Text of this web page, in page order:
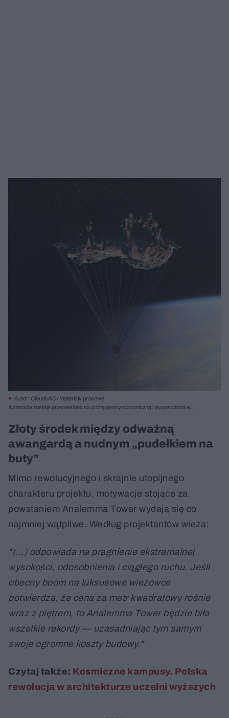
Autor: CloudsAO/ Materiały prasowe
Asteroida zostaje przeniesiona na orbitę geosynchroniczną i wyposażona w
Złoty środek między odważną
awangardą a nudnym „pudełkiem na
buty”
Mimo rewolucyjnego i skrajnie utopijnego
charakteru projektu, motywacje stojące za
powstaniem Analemma Tower wydają się co
najmniej wątpliwe. Według projektantów wieża:
"(...) odpowiada na pragnienie ekstremalnej
wysokości, odosobnienia i ciągłego ruchu. Jeśli
obecny boom na luksusowe wieżowce
potwierdza, że cena za metr kwadratowy rośnie
wraz z piętrem, to Analemma Tower będzie biła
wszelkie rekordy — uzasadniając tym samym
swoje ogromne koszty budowy."
Czytaj także: Kosmiczne kampusy. Polska
rewolucja w architekturze uczelni wyższych